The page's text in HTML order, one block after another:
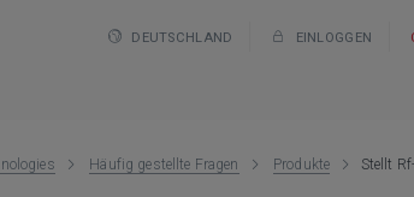
DEUTSCHLAND EINLOGGEN
Häufig gestellte Fragen Produkte Stellt